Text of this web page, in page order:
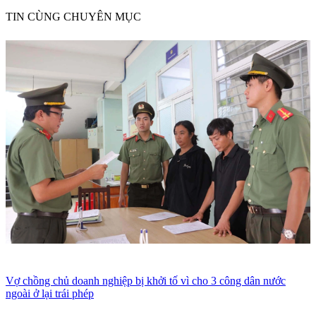
TIN CÙNG CHUYÊN MỤC
Vợ chồng chủ doanh nghiệp bị khởi tố vì cho 3 công dân nước
ngoài ở lại trái phép